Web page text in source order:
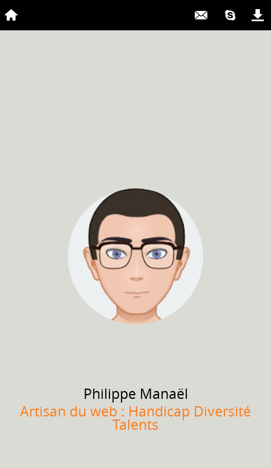
Philippe Manaël
Artisan du web : Handicap Diversité
Talents